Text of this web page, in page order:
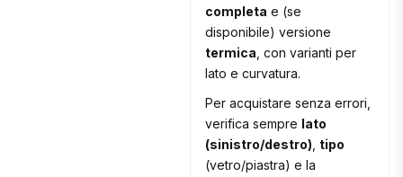
completa e (se
disponibile) versione
termica , con varianti per
lato e curvatura.
Per acquistare senza errori,
verifica sempre lato
(sinistro/destro) tipo
(vetro/piastra) e la